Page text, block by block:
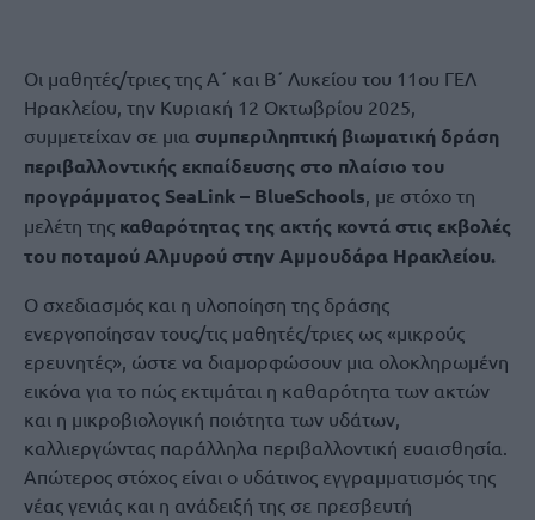
Οι μαθητές/τριες της Α΄ και Β΄ Λυκείου του 11ου ΓΕΛ
Ηρακλείου, την Κυριακή 12 Οκτωβρίου 2025,
συμμετείχαν σε μια συμπεριληπτική βιωματική δράση
περιβαλλοντικής εκπαίδευσης στο πλαίσιο του
προγράμματος SeaLink – BlueSchools, με στόχο τη
μελέτη της καθαρότητας της ακτής κοντά στις εκβολές
του ποταμού Αλμυρού στην Αμμουδάρα Ηρακλείου.
Ο σχεδιασμός και η υλοποίηση της δράσης
ενεργοποίησαν τους/τις μαθητές/τριες ως «μικρούς
ερευνητές», ώστε να διαμορφώσουν μια ολοκληρωμένη
εικόνα για το πώς εκτιμάται η καθαρότητα των ακτών
και η μικροβιολογική ποιότητα των υδάτων,
καλλιεργώντας παράλληλα περιβαλλοντική ευαισθησία.
Απώτερος στόχος είναι ο υδάτινος εγγραμματισμός της
νέας γενιάς και η ανάδειξή της σε πρεσβευτή